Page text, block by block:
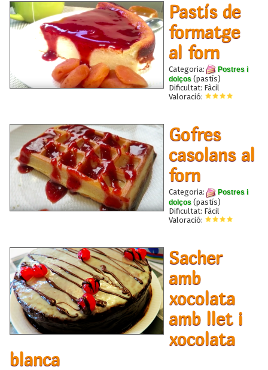
Pastís de
formatge
al forn
Categoria:
Postres i
dolços (pastís)
Dificultat: Fàcil
Valoració:
Gofres
casolans al
forn
Categoria:
Postres i
dolços (pastís)
Dificultat: Fàcil
Valoració:
Sacher
amb
xocolata
amb llet i
xocolata
blanca